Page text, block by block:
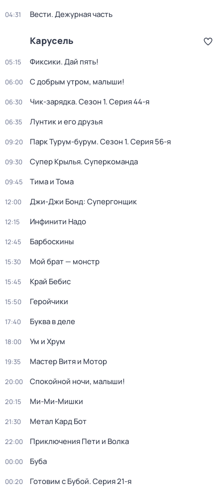
04:31 Вести. Дежурная часть
Карусель
05:15 Фиксики. Дай пять!
06:00 С добрым утром, малыши!
06:30 Чик-зарядка. Сезон 1. Серия 44-я
06:35 Лунтик и его друзья
09:20 Парк Турум-бурум. Сезон 1. Серия 56-я
09:30 Супер Крылья. Суперкоманда
09:45 Тима и Тома
12:00 Джи-Джи Бонд: Супергонщик
12:15 Инфинити Надо
12:45 Барбоскины
15:30 Мой брат — монстр
15:45 Край Бебис
15:50 Геройчики
17:40 Буква в деле
18:00 Ум и Хрум
19:35 Мастер Витя и Мотор
20:00 Спокойной ночи, малыши!
20:15 Ми-Ми-Мишки
21:30 Метал Кард Бот
22:00 Приключения Пети и Волка
00:00 Буба
00:20 Готовим с Бубой. Серия 21-я